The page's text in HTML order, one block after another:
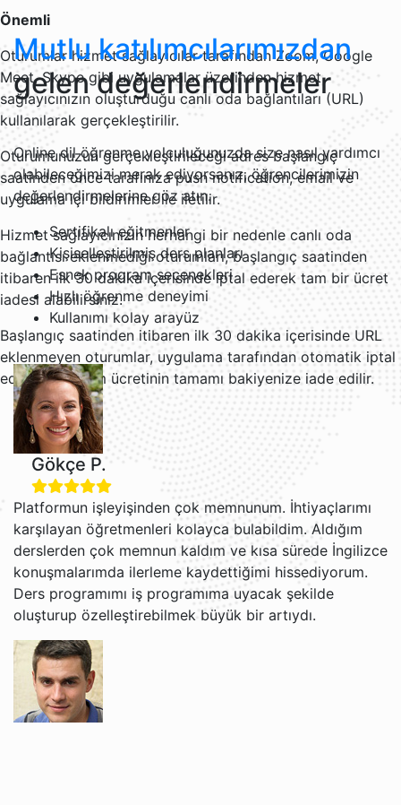
Önemli
Oturumlar hizmet sağlayıcılar tarafından Zoom, Google
Meet, Skype gibi uygulamalar üzerinden hizmet
sağlayıcınızın oluşturduğu canlı oda bağlantıları (URL)
kullanılarak gerçekleştirilir.
Oturumunuzun gerçekleştirileceği adres başlangıç
saatinden önce tarafınıza push notification, email ve
uygulama içi bildirimler ile iletilir.
Hizmet sağlayıcınızın herhangi bir nedenle canlı oda
bağlantısı eklenmediği oturumları, başlangıç saatinden
itibaren ilk 30 dakika içerisinde iptal ederek tam bir ücret
iadesi alabilirsiniz.
Başlangıç saatinden itibaren ilk 30 dakika içerisinde URL
eklenmeyen oturumlar, uygulama tarafından otomatik iptal
edilir ve oturum ücretinin tamamı bakiyenize iade edilir.
Mutlu katılımcılarımızdan
gelen değerlendirmeler
Online dil öğrenme yolculuğunuzda size nasıl yardımcı
olabileceğimizi merak ediyorsanız, öğrencilerimizin
değerlendirmelerine göz atın.
Sertifikalı eğitmenler
Kişiselleştirilmiş ders planları
Esnek program seçenekleri
Hızlı öğrenme deneyimi
Kullanımı kolay arayüz
Gökçe P.
Platformun işleyişinden çok memnunum. İhtiyaçlarımı
karşılayan öğretmenleri kolayca bulabildim. Aldığım
derslerden çok memnun kaldım ve kısa sürede İngilizce
konuşmalarımda ilerleme kaydettiğimi hissediyorum.
Ders programımı iş programıma uyacak şekilde
oluşturup özelleştirebilmek büyük bir artıydı.